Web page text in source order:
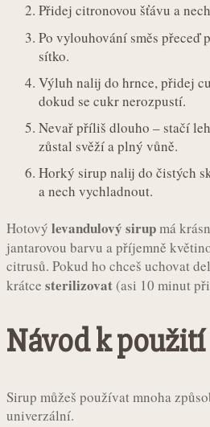
Přidej citronovou šťávu a
Po vylouhování směs přeceď
sítko.
Výluh nalij do hrnce, přidej
dokud se cukr nerozpustí.
Nevař příliš dlouho – stačí
zůstal svěží a plný vůně.
Horký sirup nalij do čistých
a nech vychladnout.
Hotový levandulový sirupmá
jantarovou barvu a příjemně
citrusů. Pokud ho chceš uchovat
krátce sterilizovat (asi 10 minut
Návod k použití
Sirup můžeš používat mnoha
univerzální.